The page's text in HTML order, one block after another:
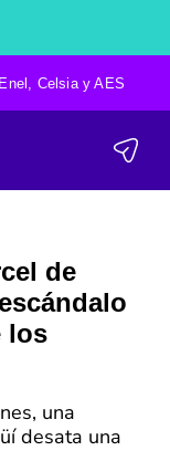
Enel, Celsia y AES
de
los
una
desata una